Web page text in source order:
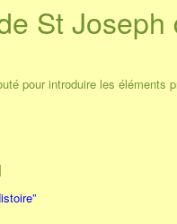
St Joseph
pour introduire les éléments